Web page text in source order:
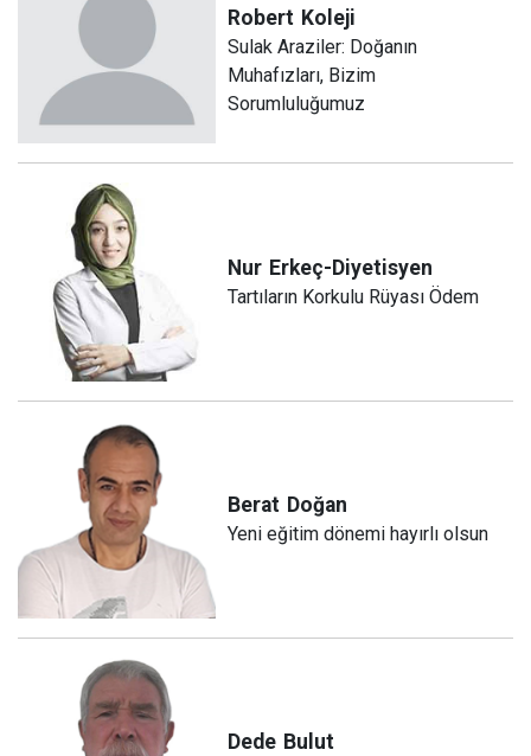
Robert Koleji
Sulak Araziler: Doğanın
Muhafızları, Bizim
Sorumluluğumuz
Nur Erkeç-Diyetisyen
Tartıların Korkulu Rüyası Ödem
Berat Doğan
Yeni eğitim dönemi hayırlı olsun
Dede Bulut